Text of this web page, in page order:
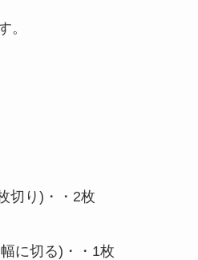
。
切り)・・2枚
に切る)・・1枚